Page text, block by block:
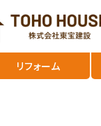
リフォーム